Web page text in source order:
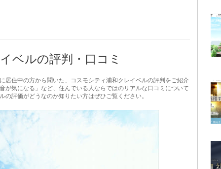
ベルの評判・口コミ
居住中の方から聞いた、コスモシティ浦和クレイベルの評判をご紹介
が気になる」など、住んでいる人ならではのリアルな口コミについて
評価がどうなのか知りたい方はぜひご覧ください。